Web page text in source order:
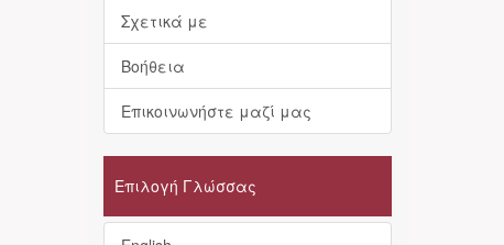
Σχετικά με
Βοήθεια
Επικοινωνήστε μαζί μας
Επιλογή Γλώσσας